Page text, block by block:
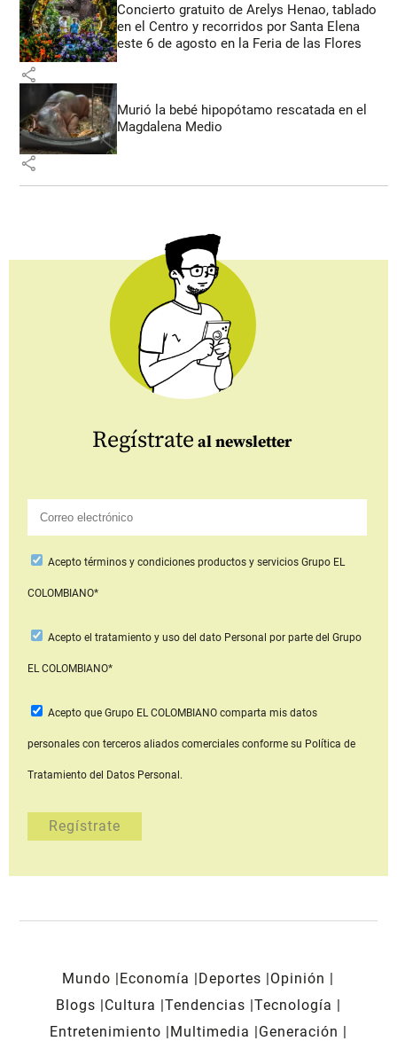
Concierto gratuito de Arelys Henao, tablado
en el Centro y recorridos por Santa Elena
este 6 de agosto en la Feria de las Flores
share
Murió la bebé hipopótamo rescatada en el
Magdalena Medio
share
Regístrate al newsletter
Aceptotérminos y condiciones productos y serviciosGrupo EL
COLOMBIANO*
Acepto el tratamiento y uso del dato Personal por parte del Grupo
EL COLOMBIANO*
Acepto que Grupo EL COLOMBIANOcomparta mis datos
personales con terceros aliados comerciales conforme su Política de
Tratamiento del Datos Personal.
Mundo Economía Deportes
Opinión
Blogs
Cultura Tendencias Tecnología
Entretenimiento
Multimedia
Generación